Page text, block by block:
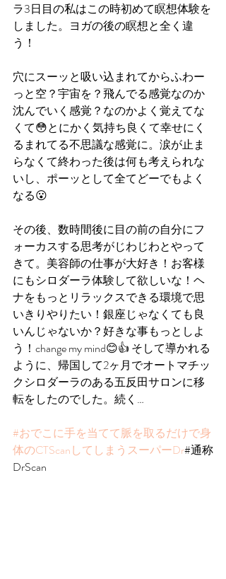
ラ3日目の私はこの時初めて瞑想体験を
しました。ヨガの後の瞑想と全く違
う！
穴にスーッと吸い込まれてからふわー
っと空？宇宙を？飛んでる感覚なのか
沈んでいく感覚？なのかよく覚えてな
くて😳とにかく気持ち良くて幸せにく
るまれてる不思議な感覚に。涙が止ま
らなくて終わった後は何も考えられな
いし、ポーッとして全てどーでもよく
なる😮
その後、数時間後に目の前の自分にフ
ォーカスする思考がじわじわとやって
きて。美容師の仕事が大好き！お客様
にもシロダーラ体験して欲しいな！ヘ
ナをもっとリラックスできる環境で思
いきりやりたい！銀座じゃなくても良
いんじゃないか？好きな事もっとしよ
う！change my mind😊👍 そして導かれる
ように、帰国して2ヶ月でオートマチッ
クシロダーラのある五反田サロンに移
転をしたのでした。続く…
#おでこに手を当てて脈を取るだけで身
体のCTScanしてしまうスーパーDr#通称
DrScan